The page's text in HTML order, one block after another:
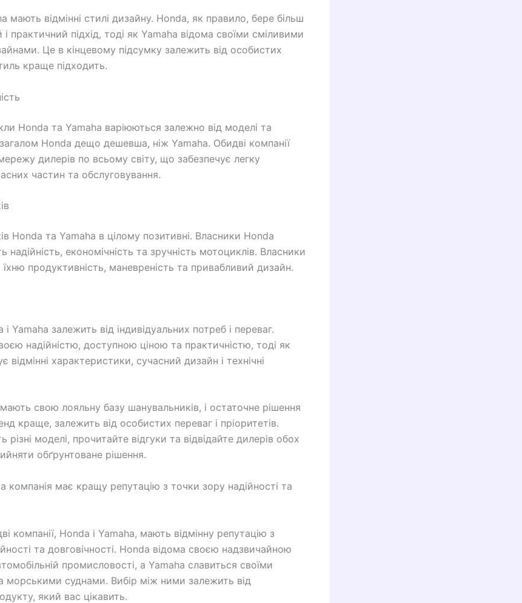
мають відмінні стилі дизайну. Honda, як правило, бере більш
практичний підхід, тоді як Yamaha відома своїми сміливими
Це в кінцевому підсумку залежить від особистих
краще підходить.
Honda та Yamaha варіюються залежно від моделі та
Honda дещо дешевша, ніж Yamaha. Обидві компанії
дилерів по всьому світу, що забезпечує легку
частин та обслуговування.
Honda та Yamaha в цілому позитивні. Власники Honda
надійність, економічність та зручність мотоциклів. Власники
їхню продуктивність, маневреність та привабливий дизайн.
Yamaha залежить від індивідуальних потреб і переваг.
надійністю, доступною ціною та практичністю, тоді як
відмінні характеристики, сучасний дизайн і технічні
свою лояльну базу шанувальників, і остаточне рішення
краще, залежить від особистих переваг і пріоритетів.
різні моделі, прочитайте відгуки та відвідайте дилерів обох
обґрунтоване рішення.
компанія має кращу репутацію з точки зору надійності та
компанії, Honda і Yamaha, мають відмінну репутацію з
та довговічності. Honda відома своєю надзвичайною
промисловості, а Yamaha славиться своїми
морськими суднами. Вибір між ними залежить від
який вас цікавить.